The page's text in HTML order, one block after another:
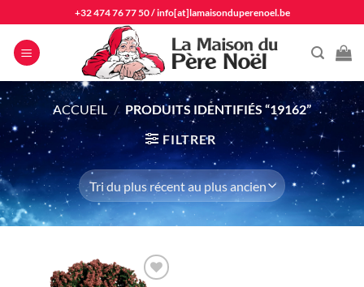
au
contenu
+32 474 76 77 50/info[at]lamaisonduperenoel.be
ACCUEIL / PRODUITS IDENTIFIÉS “19162”
FILTRER